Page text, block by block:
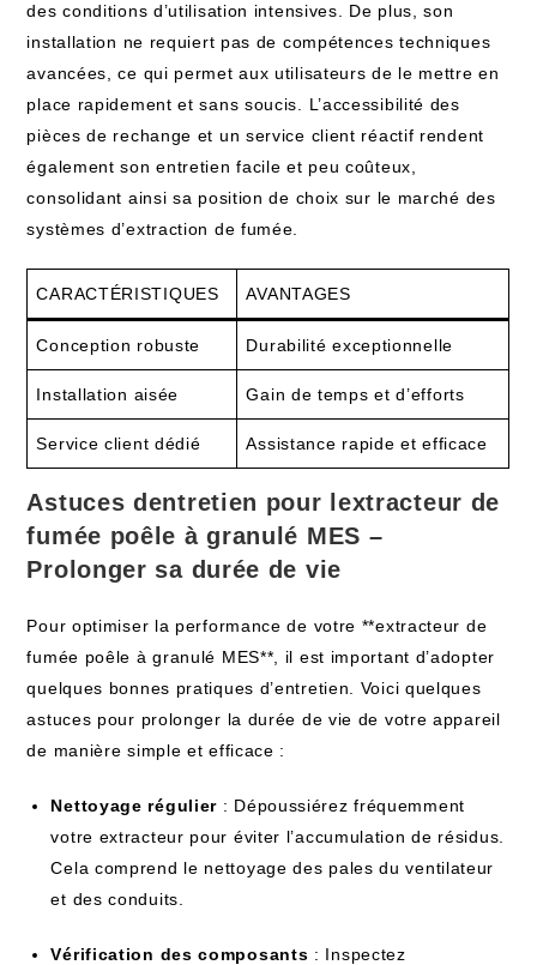
des conditions d’utilisation intensives. De plus, son
installation ne requiert pas de compétences techniques
avancées, ce qui permet aux utilisateurs de le mettre en
place rapidement et sans soucis. L’accessibilité des
pièces de rechange et un service client réactif rendent
également son entretien facile et peu coûteux,
consolidant ainsi sa position de choix sur le marché des
systèmes d’extraction de fumée.
CARACTÉRISTIQUES AVANTAGES
Conception robuste Durabilité exceptionnelle
Installation aisée Gain de temps et d’efforts
Service client dédié Assistance rapide et efficace
Astuces dentretien pour lextracteur de
fumée poêle à granulé MES –
Prolonger sa durée de vie
Pour optimiser la performance de votre **extracteur de
fumée poêle à granulé MES**, il est important d’adopter
quelques bonnes pratiques d’entretien. Voici quelques
astuces pour prolonger la durée de vie de votre appareil
de manière simple et efficace :
Nettoyage régulier : Dépoussiérez fréquemment
votre extracteur pour éviter l’accumulation de résidus.
Cela comprend le nettoyage des pales du ventilateur
et des conduits.
Vérification des composants : Inspectez